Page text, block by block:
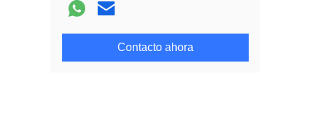
Contacto ahora